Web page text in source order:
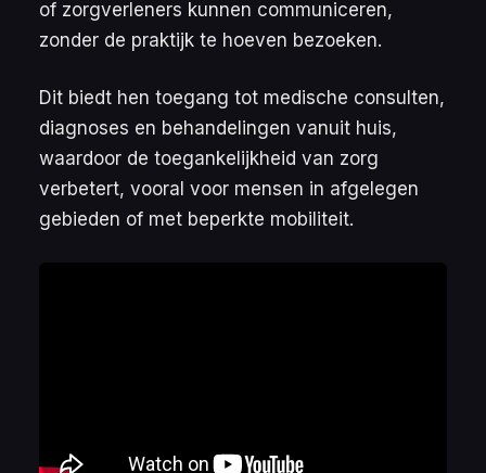
of zorgverleners kunnen communiceren,
zonder de praktijk te hoeven bezoeken.
Dit biedt hen toegang tot medische consulten,
diagnoses en behandelingen vanuit huis,
waardoor de toegankelijkheid van zorg
verbetert, vooral voor mensen in afgelegen
gebieden of met beperkte mobiliteit.